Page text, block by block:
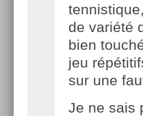
de variété
bien
jeu
sur une
Je ne sais